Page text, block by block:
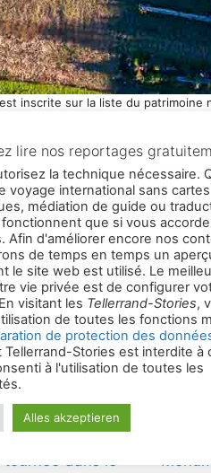
inscrite sur la liste du patrimoine
du patrimoine, le
en ville ou à la campagne,
tous un peu plus
à chaque documenta.
d'affiliation ou liens de
tournée dans le